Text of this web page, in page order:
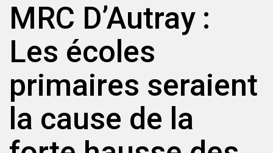
MRC D’Autray :
Les écoles
primaires seraient
la cause de la